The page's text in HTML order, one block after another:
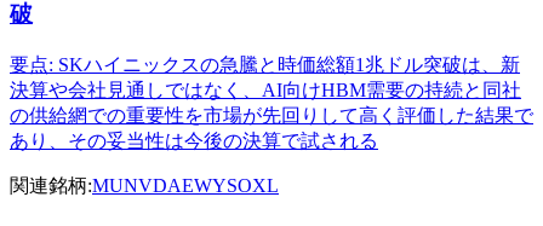
破
要点: SKハイニックスの急騰と時価総額1兆ドル突破は、新
決算や会社見通しではなく、AI向けHBM需要の持続と同社
の供給網での重要性を市場が先回りして高く評価した結果で
あり、その妥当性は今後の決算で試される
関連銘柄:MUNVDAEWYSOXL